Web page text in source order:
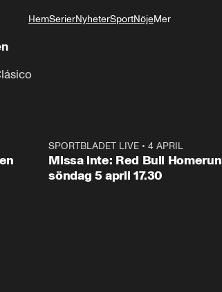
HemSerierNyheterSportNöjeMer
1:03SPORTBLADET LIVE •4 APRIL
Missa inte: Red Bull Homerun
söndag 5 april 17.30